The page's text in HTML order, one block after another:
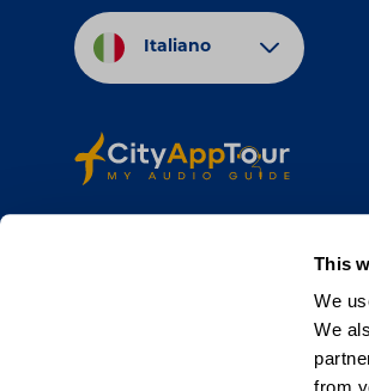
This
We
We
Italiano